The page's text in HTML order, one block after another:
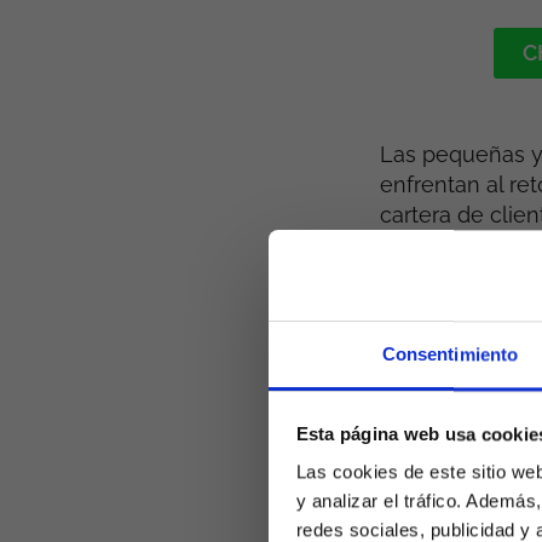
Consentimiento
Esta página web usa
Las cookies de este sitio
y analizar el tráfico.
redes sociales, publicidad y
Las pequeñas
enfrentan al
cartera de
en el tiempo,
es una de las
Permite
aquello
otros